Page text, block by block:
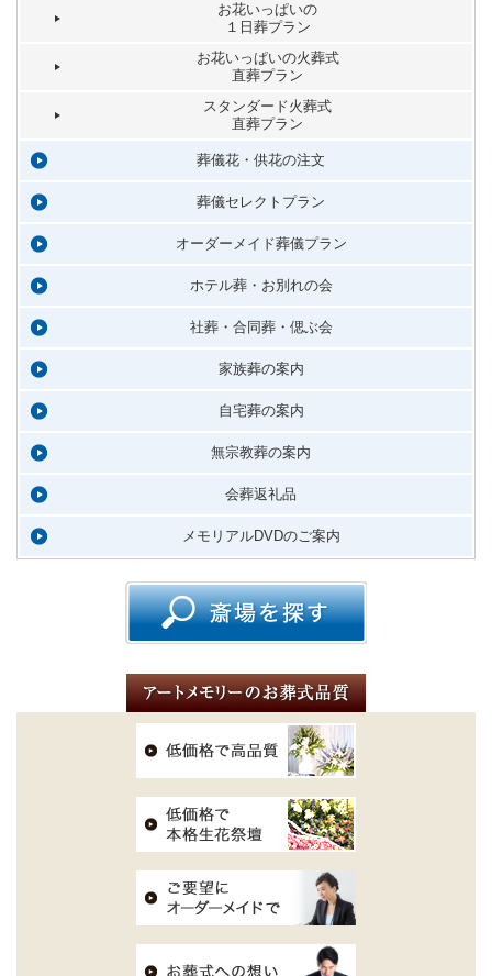
お花いっぱいの
１日葬プラン
お花いっぱいの火葬式
直葬プラン
スタンダード火葬式
直葬プラン
葬儀花・供花の注文
葬儀セレクトプラン
オーダーメイド葬儀プラン
ホテル葬・お別れの会
社葬・合同葬・偲ぶ会
家族葬の案内
自宅葬の案内
無宗教葬の案内
会葬返礼品
メモリアルDVDのご案内